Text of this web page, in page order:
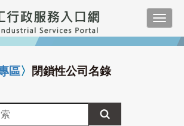
區〉 閉鎖性公司名錄